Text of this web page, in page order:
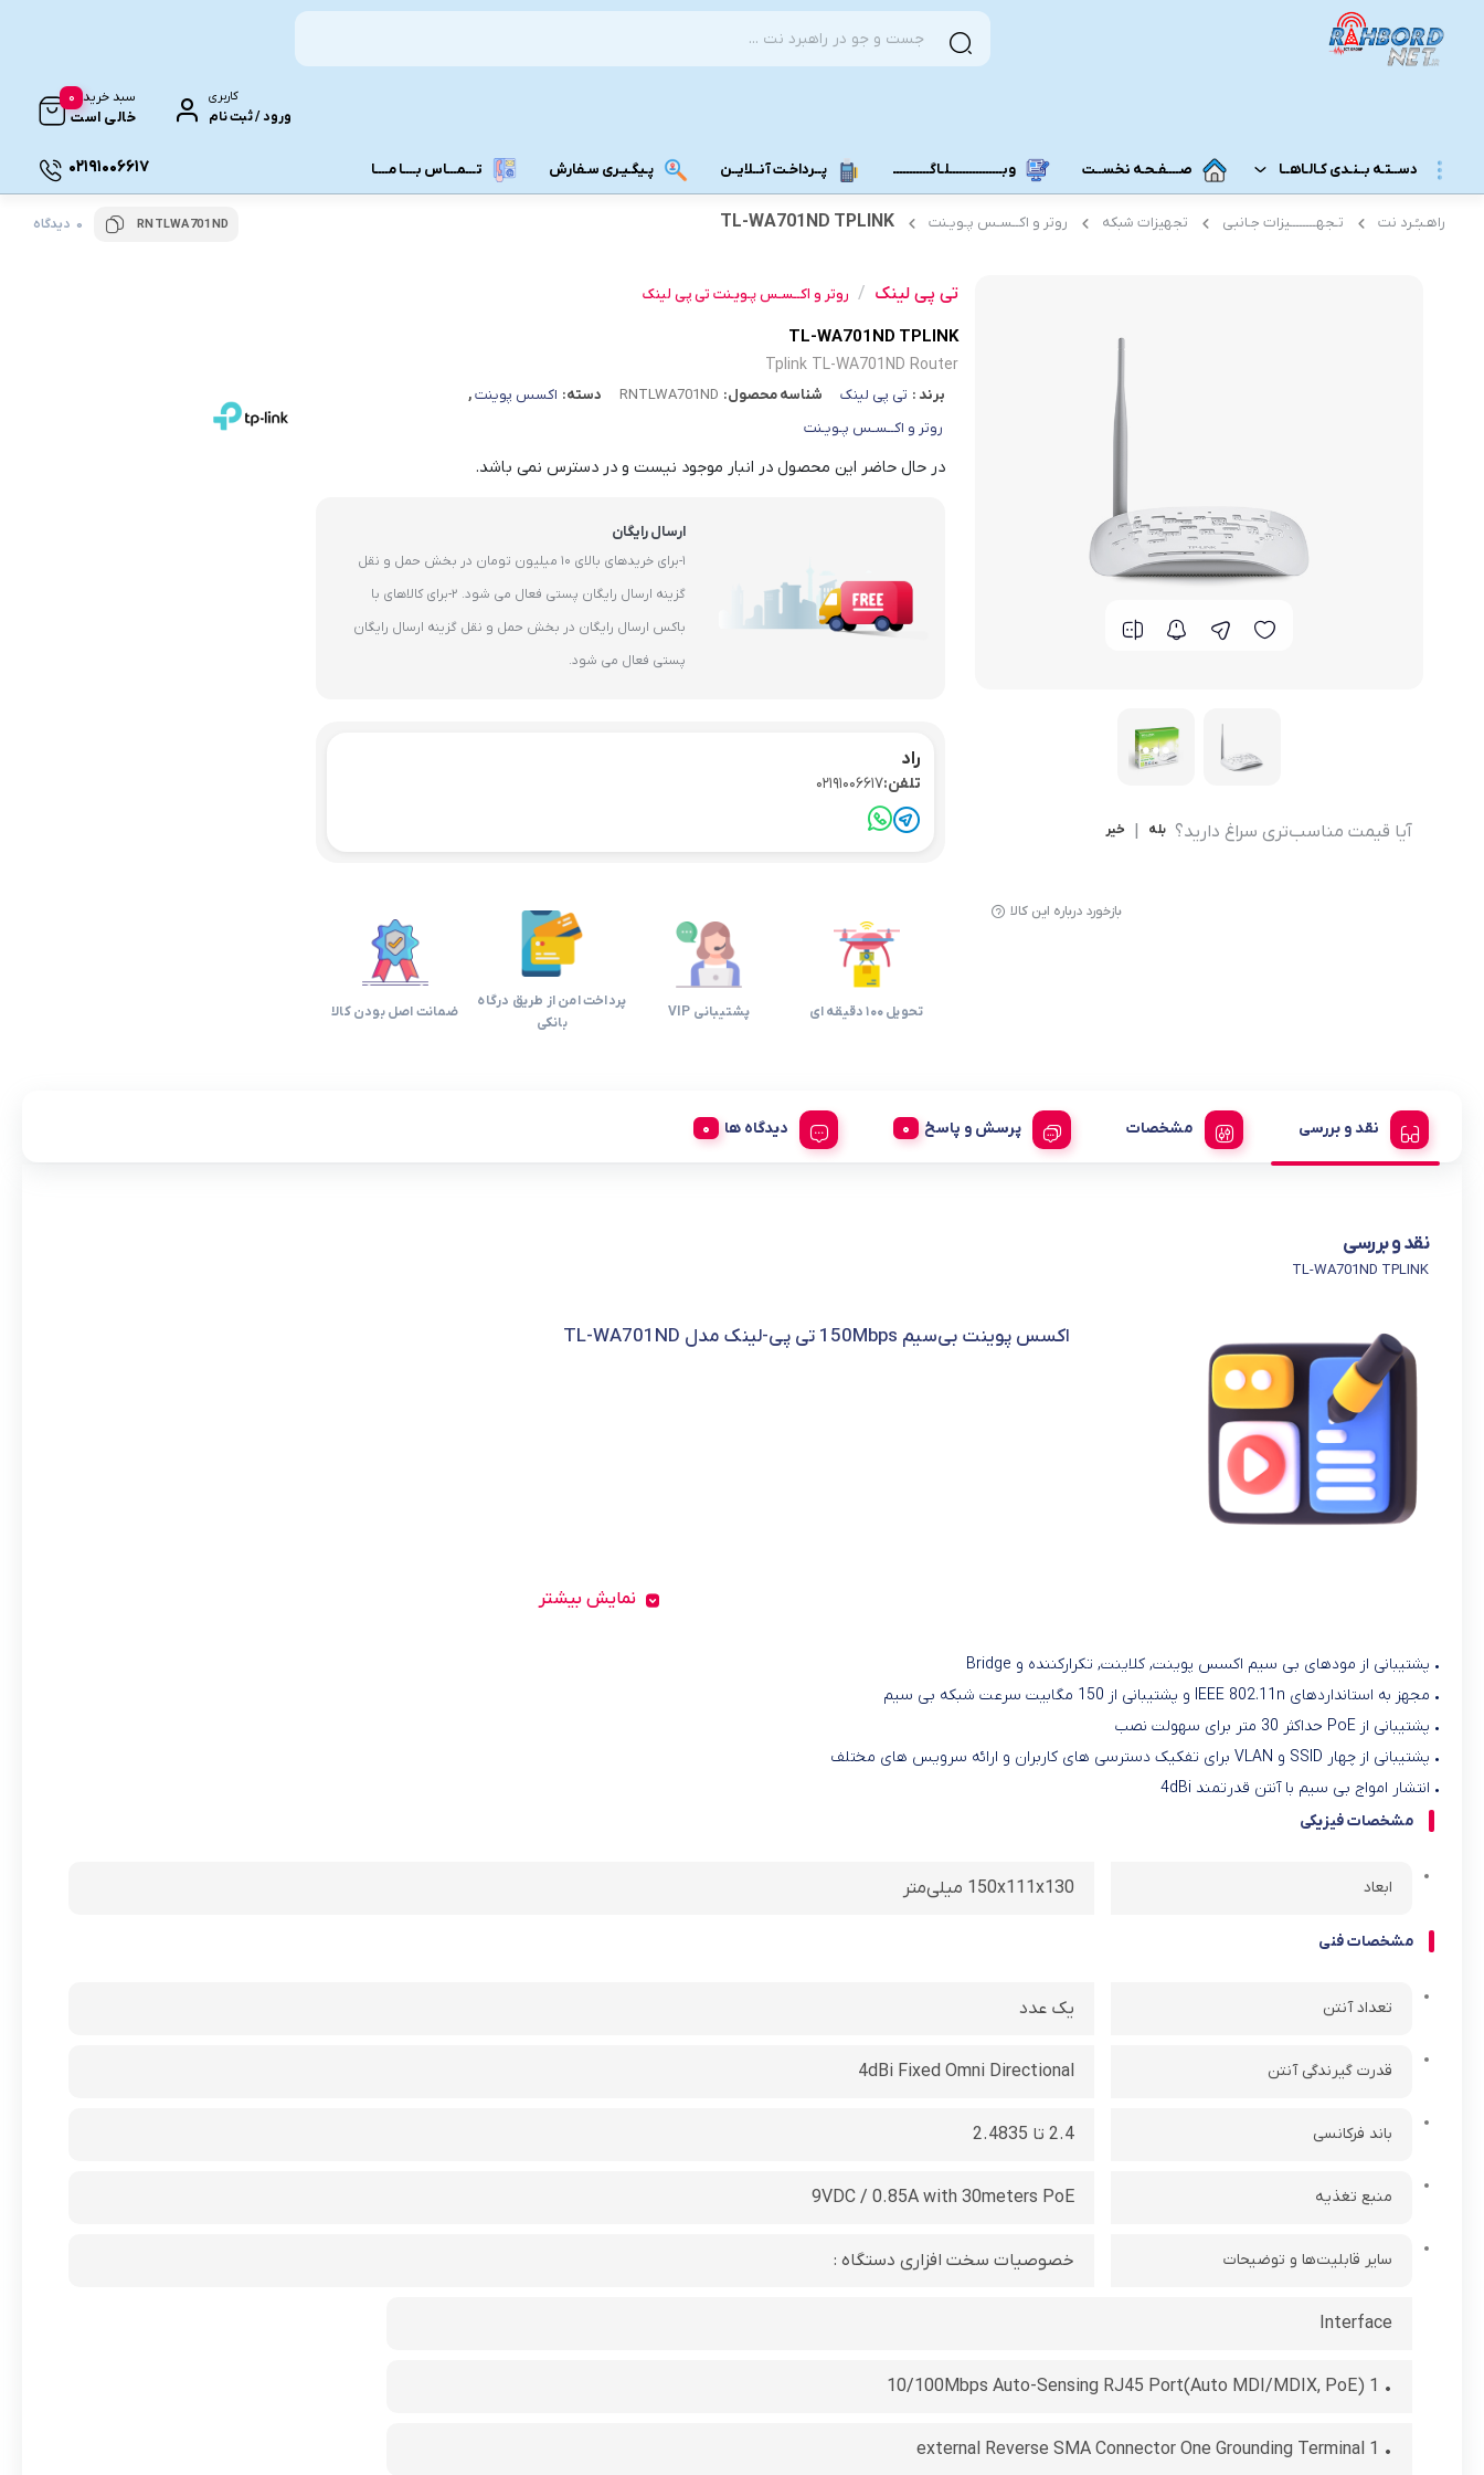
کاربری
ورود / ثبت نام
سبد خرید
خالی است
0
دســتـه بــنـدی کـالـاهــا
مــودم 3G/4G/5G/TD-LTE
مـــودم هـــــمـراه
مودم 3G همراه
محصولات اپراتورهای همراه
تــــــــجـــهــــیـزات جــــــانـبـی
انــــــــــــدرویــد بـــــــــاکــــس
صــــفـحـه نخســت وبــــــــــــــــلـاگـــــــــــ پــرداخـت آنــلایــن پـیگـیـری سـفارش تـــمـــاس بــــا مــــا 02191006617
راهـبـُـرد نت تـجهــــــــیزات جـانبی تجهیزات شبکه روتر و اکــسـس پـویـنت TL-WA701ND TPLINK
RNTLWA701ND 0 دیدگاه
آیا قیمت مناسب‌تری سراغ دارید؟ بله خیر
بازخورد درباره این کالا
تی پی لینک / روتر و اکــسـس پـویـنت تی پی لینک
TL-WA701ND TPLINK
Tplink TL-WA701ND Router
برند : تی پی لینک شناسه محصول: RNTLWA701ND دسته: اکسس پوینت,
روتر و اکــسـس پـویـنت
در حال حاضر این محصول در انبار موجود نیست و در دسترس نمی باشد.
ارسال رایگان
1-برای خریدهای بالای 10 میلیون تومان در بخش حمل و نقل
گزینه ارسال رایگان پستی فعال می شود. 2-برای کالاهای با
باکس ارسال رایگان در بخش حمل و نقل گزینه ارسال رایگان
پستی فعال می شود.
راد
تلفن:02191006617
تحویل 100 دقیقه ای پشتیبانی VIP
پرداخت امن از طریق درگاه
بانکی
ضمانت اصل بودن کالا
نقد و بررسی مشخصات پرسش و پاسخ دیدگاه ها
نقد و بررسی
TL-WA701ND TPLINK
اکسس پوینت بی‌سیم 150Mbps تی پی-لینک مدل TL-WA701ND
نمایش بیشتر
• پشتیبانی از مودهای بی سیم اکسس پوینت, کلاینت, تکرارکننده و Bridge
• مجهز به استانداردهای IEEE 802.11n و پشتیبانی از 150 مگابیت سرعت شبکه بی سیم
• پشتیبانی از PoE حداکثر 30 متر برای سهولت نصب
• پشتیبانی از چهار SSID و VLAN برای تفکیک دسترسی های کاربران و ارائه سرویس های مختلف
• انتشار امواج بی سیم با آنتن قدرتمند 4dBi
مشخصات فیزیکی
ابعاد 150x111x130 میلی‌متر
مشخصات فنی
تعداد آنتن یک عدد
قدرت گیرندگی آنتن 4dBi Fixed Omni Directional
باند فرکانسی 2.4 تا 2.4835
منبع تغذیه 9VDC / 0.85A with 30meters PoE
سایر قابلیت‌ها و توضیحات خصوصیات سخت افزاری دستگاه :
Interface
• 1 10/100Mbps Auto-Sensing RJ45 Port(Auto MDI/MDIX, PoE)
• 1 external Reverse SMA Connector One Grounding Terminal